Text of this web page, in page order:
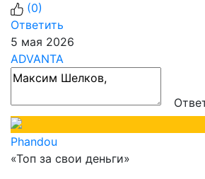
(0)
Ответить
5 мая 2026
ADVANTA
Phandou
«Топ за свои деньги»